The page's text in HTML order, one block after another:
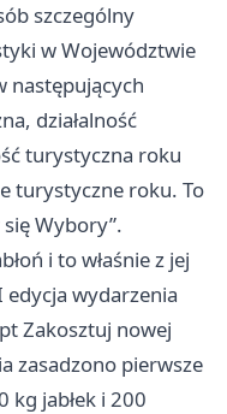
szczególny
w Województwie
następujących
działalność
turystyczna roku
turystyczne roku. To
Wybory”.
i to właśnie z jej
edycja wydarzenia
Zakosztuj nowej
zasadzono pierwsze
kg jabłek i 200